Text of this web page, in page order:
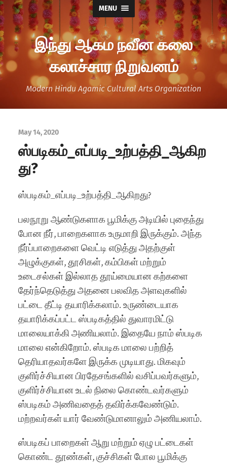
MENU
இந்து ஆகம நவீன கலை
கலாச்சார நிறுவனம்
Modern Hindu Agamic Cultural Arts Organization
May 14, 2020
ஸ்படிகம்_எப்படி_உற்பத்தி_ஆகிற
து?
ஸ்படிகம்_எப்படி_உற்பத்தி_ஆகிறது?
பலநூறு ஆண்டுகளாக பூமிக்கு அடியில் புதைந்து
போன நீர், பாறைகளாக உருமாறி இருக்கும். அந்த
நீர்ப்பாறைகளை வெட்டி எடுத்து அதற்குள்
அழுக்குகள், தூசிகள், கம்பிகள் மற்றும்
உடைசல்கள் இல்லாத தூய்மையான கற்களை
தேர்ந்தெடுத்து அதனை பலவித அளவுகளில்
பட்டை தீட்டி தயாரிக்கலாம். உருண்டையாக
தயாரிக்கப்பட்ட ஸ்படிகத்தில் துவாரமிட்டு
மாலையாக்கி அணியலாம். இதையே நாம் ஸ்படிக
மாலை என்கிறோம். ஸ்படிக மாலை பற்றித்
தெரியாதவர்களே இருக்க முடியாது. மிகவும்
குளிர்ச்சியான பிரதேசங்களில் வசிப்பவர்களும்,
குளிர்ச்சியான உடல் நிலை கொண்டவர்களும்
ஸ்படிகம் அணிவதைத் தவிர்க்கவேண்டும்.
மற்றவர்கள் யார் வேண்டுமானாலும் அணியலாம்.
ஸ்படிகப் பாறைகள் ஆறு மற்றும் ஏழு பட்டைகள்
கொண்ட தூண்கள், குச்சிகள் போல பூமிக்கு